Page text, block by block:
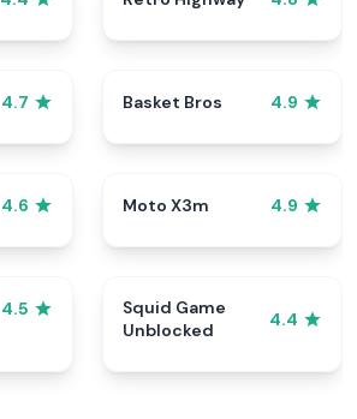
4.7 Basket Bros 4.9
4.6 Moto X3m 4.9
4.5
Squid Game
Unblocked
4.4